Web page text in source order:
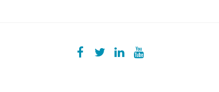
Facebook
ezeeplive
Twitter
ezeepLinkedIn
ezeepYouTube